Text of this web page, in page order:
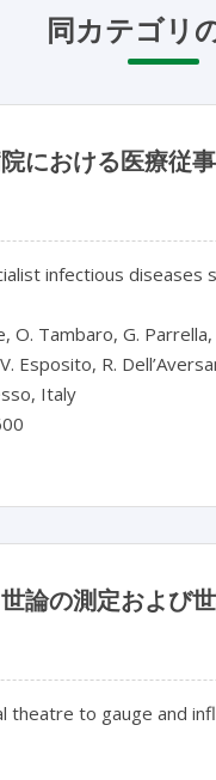
同カテゴリ
における医療
infectious
O. Tambaro, G.
Esposito, R.
Italy
論の測定および
theatre to gauge and